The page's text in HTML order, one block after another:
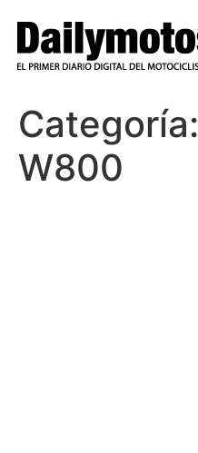
contenido
Categoría:
W800